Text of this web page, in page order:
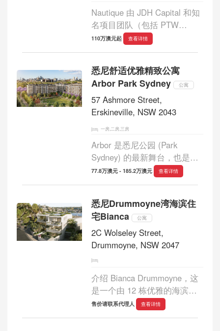
Nautique 由 JDH Capital 和知
名项目团队（包括 PTW
Architects、David Selden
Richard Crookes
Construction）共同开发，是
一栋独特的公寓住宅，俯瞰海
港边缘和 Rushcut...
110万澳元起 查看详情
悉尼舒适优雅精致公寓
Arbor Park Sydney
公寓
57 Ashmore Street,
Erskineville, NSW 2043
一房,二房,三房
Arbor 是悉尼公园 (Park
Sydney) 的最新舞台，也是悉
尼最大的总体规划项目之一，
它为您提供参与这项真正特别
Greenland Australia和Golden
Horse Australia共同打造，其
宽敞舒适...
77.8万澳元 - 185.2万澳元 查看详情
悉尼Drummoyne湾海滨住
宅Bianca
公寓
2C Wolseley Street,
Drummoyne, NSW 2047
介绍 Bianca Drummoyne，这
是一个由 12 栋优雅的海滨住
宅组成的独家系列，坐落在
Drummoyne 湾的边缘。这些
售价请联系代理人 查看详情